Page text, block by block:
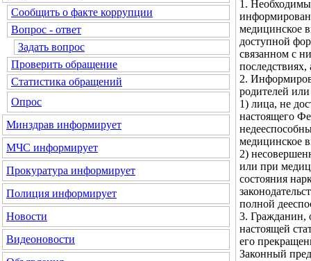
Сообщить о факте коррупции
Вопрос - ответ
Задать вопрос
Проверить обращение
Статистика обращений
Опрос
Минздрав информирует
МЧС информирует
Прокуратура информирует
Полиция информирует
Новости
Видеоновости
1.
медицинское
доступной
связанном с
2.
родителей
1) лица, не
настоящего
медицинское
2)
или при
состояния
полной
3. Гражданин,
настоящей
его
Законный